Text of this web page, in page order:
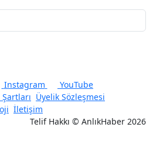
Instagram
YouTube
Üyelik Sözleşmesi
İletişim
Telif Hakkı © AnlıkHaber 2026